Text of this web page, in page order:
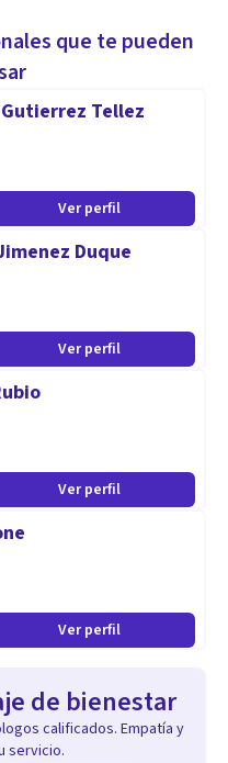
y profesionales que te
seguro y de
que estés
analítica y empática.
que te pueden
Tellez
Ver perfil
Duque
Ver perfil
Ver perfil
Ver perfil
de bienestar
calificados. Empatía y
servicio.